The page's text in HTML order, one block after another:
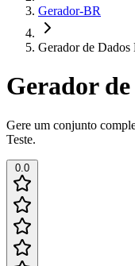
Gerador-BR
Gerador de Dados
Gerador
Gere um conjunto
Teste.
0.0